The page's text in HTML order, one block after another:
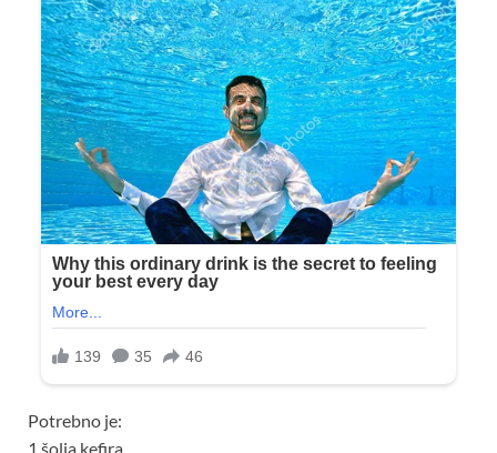
Potrebno je:
1 šolja kefira,